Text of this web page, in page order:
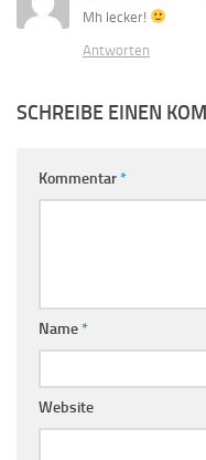
Mh lecker!
Antworten
SCHREIBE EINEN
Kommentar*
Name*
Website